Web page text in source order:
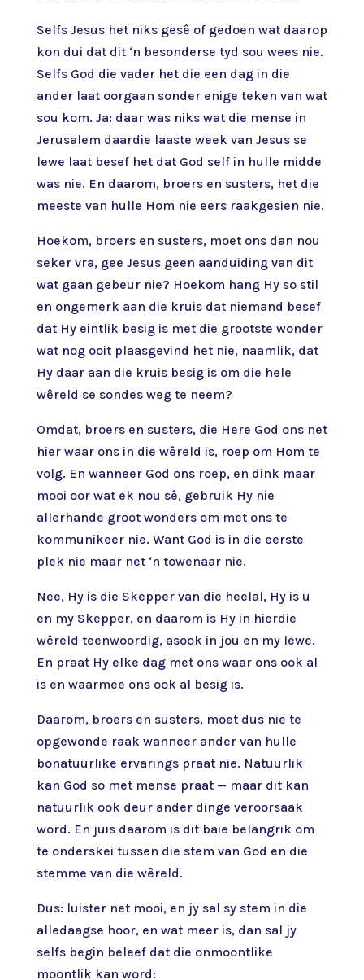
Selfs Jesus het niks gesê of gedoen wat daarop
kon dui dat dit ‘n besonderse tyd sou wees nie.
Selfs God die vader het die een dag in die
ander laat oorgaan sonder enige teken van wat
sou kom. Ja: daar was niks wat die mense in
Jerusalem daardie laaste week van Jesus se
lewe laat besef het dat God self in hulle midde
was nie. En daarom, broers en susters, het die
meeste van hulle Hom nie eers raakgesien nie.
Hoekom, broers en susters, moet ons dan nou
seker vra, gee Jesus geen aanduiding van dit
wat gaan gebeur nie? Hoekom hang Hy so stil
en ongemerk aan die kruis dat niemand besef
dat Hy eintlik besig is met die grootste wonder
wat nog ooit plaasgevind het nie, naamlik, dat
Hy daar aan die kruis besig is om die hele
wêreld se sondes weg te neem?
Omdat, broers en susters, die Here God ons net
hier waar ons in die wêreld is, roep om Hom te
volg. En wanneer God ons roep, en dink maar
mooi oor wat ek nou sê, gebruik Hy nie
allerhande groot wonders om met ons te
kommunikeer nie. Want God is in die eerste
plek nie maar net ‘n towenaar nie.
Nee, Hy is die Skepper van die heelal, Hy is u
en my Skepper, en daarom is Hy in hierdie
wêreld teenwoordig, asook in jou en my lewe.
En praat Hy elke dag met ons waar ons ook al
is en waarmee ons ook al besig is.
Daarom, broers en susters, moet dus nie te
opgewonde raak wanneer ander van hulle
bonatuurlike ervarings praat nie. Natuurlik
kan God so met mense praat — maar dit kan
natuurlik ook deur ander dinge veroorsaak
word. En juis daarom is dit baie belangrik om
te onderskei tussen die stem van God en die
stemme van die wêreld.
Dus: luister net mooi, en jy sal sy stem in die
alledaagse hoor, en wat meer is, dan sal jy
selfs begin beleef dat die onmoontlike
moontlik kan word: